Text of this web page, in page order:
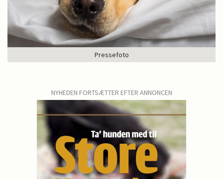
Pressefoto
NYHEDEN FORTSÆTTER EFTER ANNONCEN